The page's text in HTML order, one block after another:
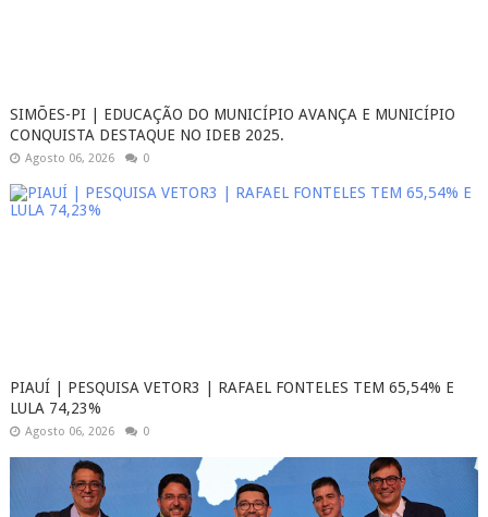
SIMÕES-PI | EDUCAÇÃO DO MUNICÍPIO AVANÇA E MUNICÍPIO
CONQUISTA DESTAQUE NO IDEB 2025.
Agosto 06, 2026 0
PIAUÍ | PESQUISA VETOR3 | RAFAEL FONTELES TEM 65,54% E
LULA 74,23%
Agosto 06, 2026 0